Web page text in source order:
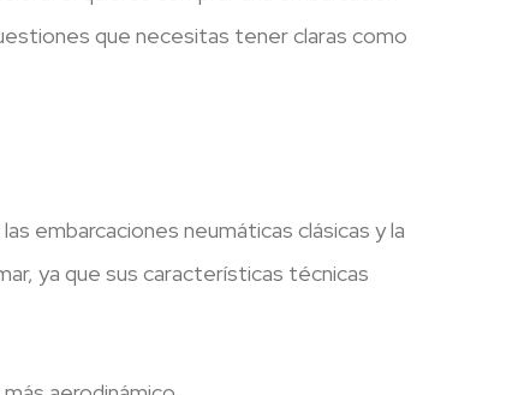
que necesitas tener claras como
embarcaciones neumáticas clásicas y la
ya que sus características técnicas